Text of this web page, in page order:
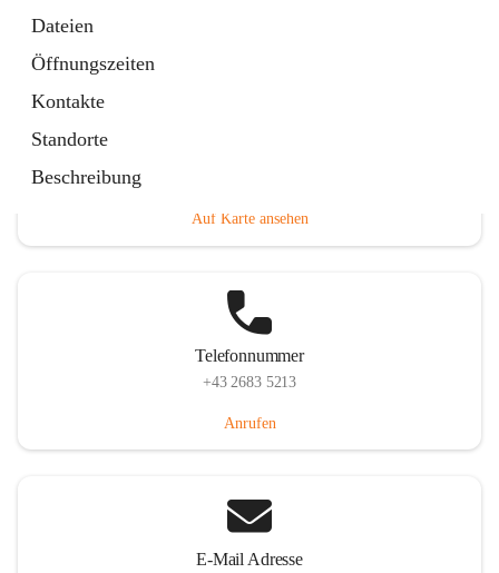
Dateien
Öffnungszeiten
Kontakte
Standorte
Beschreibung
Auf Karte ansehen
Telefonnummer
+43 2683 5213
Anrufen
E-Mail Adresse